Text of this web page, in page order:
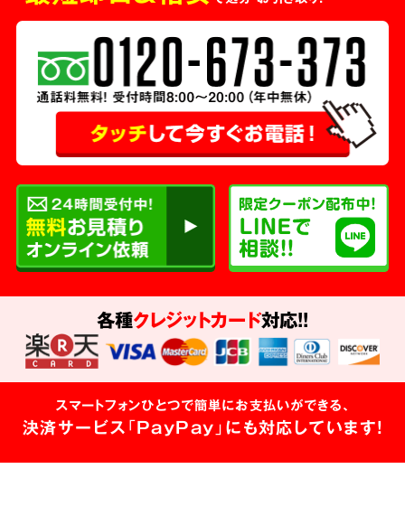
各種クレジットカード対応!!
スマートフォンひとつで簡単にお支払いができる、
決済サービス「PayPay」にも対応しています!